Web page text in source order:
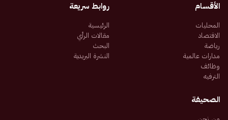
الأقسام
المحليات
الاقتصاد
رياضة
مدارات عالمية
وظائف
الترفيه
روابط سريعة
الرئيسية
مقالات الرأي
البحث
النشرة البريدية
الصحيفة